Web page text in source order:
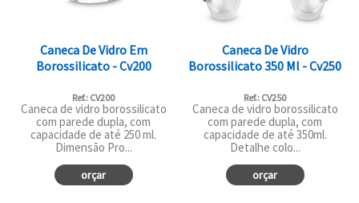
Caneca De Vidro Em
Borossilicato - Cv200
Ref.: CV200
Caneca de vidro borossilicato
com parede dupla, com
capacidade de até 250 ml.
Dimensão Pro...
orçar
Caneca De Vidro
Borossilicato 350 Ml - Cv250
Ref.: CV250
Caneca de vidro borossilicato
com parede dupla, com
capacidade de até 350ml.
Detalhe colo...
orçar